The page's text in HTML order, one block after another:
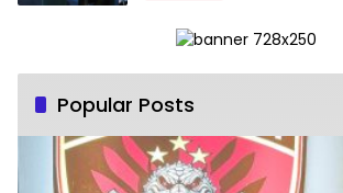
Popular Posts